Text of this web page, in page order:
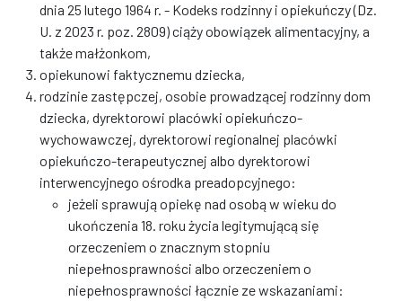
dnia 25 lutego 1964 r. - Kodeks rodzinny i opiekuńczy (Dz.
U. z 2023 r. poz. 2809) ciąży obowiązek alimentacyjny, a
także małżonkom,
opiekunowi faktycznemu dziecka,
rodzinie zastępczej, osobie prowadzącej rodzinny dom
dziecka, dyrektorowi placówki opiekuńczo-
wychowawczej, dyrektorowi regionalnej placówki
opiekuńczo-terapeutycznej albo dyrektorowi
interwencyjnego ośrodka preadopcyjnego:
jeżeli sprawują opiekę nad osobą w wieku do
ukończenia 18. roku życia legitymującą się
orzeczeniem o znacznym stopniu
niepełnosprawności albo orzeczeniem o
niepełnosprawności łącznie ze wskazaniami: